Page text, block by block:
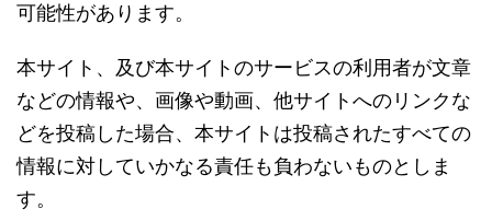
可能性があります。
本サイト、及び本サイトのサービスの利用者が文章
などの情報や、画像や動画、他サイトへのリンクな
どを投稿した場合、本サイトは投稿されたすべての
情報に対していかなる責任も負わないものとしま
す。